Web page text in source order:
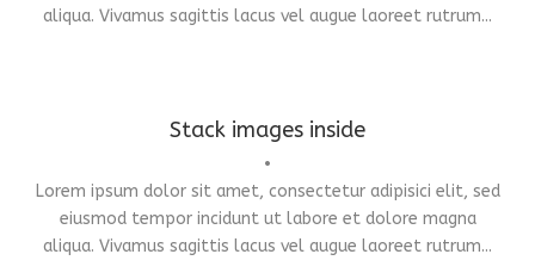
aliqua. Vivamus sagittis lacus vel augue laoreet rutrum...
Branding, Identity, Logo
Stack images inside
•
Lorem ipsum dolor sit amet, consectetur adipisici elit, sed
eiusmod tempor incidunt ut labore et dolore magna
aliqua. Vivamus sagittis lacus vel augue laoreet rutrum...